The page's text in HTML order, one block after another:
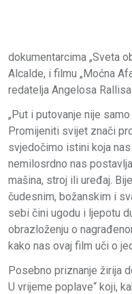
dokumentarcima „Sveta
Alcalde, i filmu „Moćna
redatelja Angelosa Rallisa.
„Put i putovanje nije
Promijeniti svijet znači
svjedočimo istini koja
nemilosrdno nas
mašina, stroj ili uređaj.
čudesnim, božanskim i
sebi čini ugodu i ljepotu
obrazloženju o
kako nas ovaj film uči o
Posebno priznanje žirija
U vrijeme poplave“ koji,